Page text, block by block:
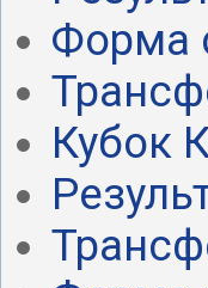
Форма
Кубок